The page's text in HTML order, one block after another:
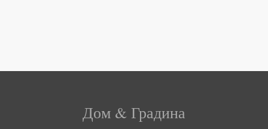
Дом & Градина